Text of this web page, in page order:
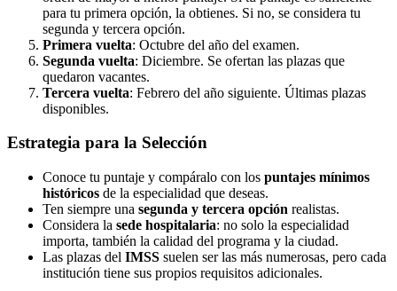
para tu primera opción, la obtienes. Si no, se considera tu
segunda y tercera opción.
Primera vuelta: Octubre del año del examen.
Segunda vuelta: Diciembre. Se ofertan las plazas que
quedaron vacantes.
Tercera vuelta: Febrero del año siguiente. Últimas plazas
disponibles.
Estrategia para la Selección
Conoce tu puntaje y compáralo con los puntajes mínimos
históricos de la especialidad que deseas.
Ten siempre una segunda y tercera opción realistas.
Considera la sede hospitalaria: no solo la especialidad
importa, también la calidad del programa y la ciudad.
Las plazas del IMSS suelen ser las más numerosas, pero cada
institución tiene sus propios requisitos adicionales.